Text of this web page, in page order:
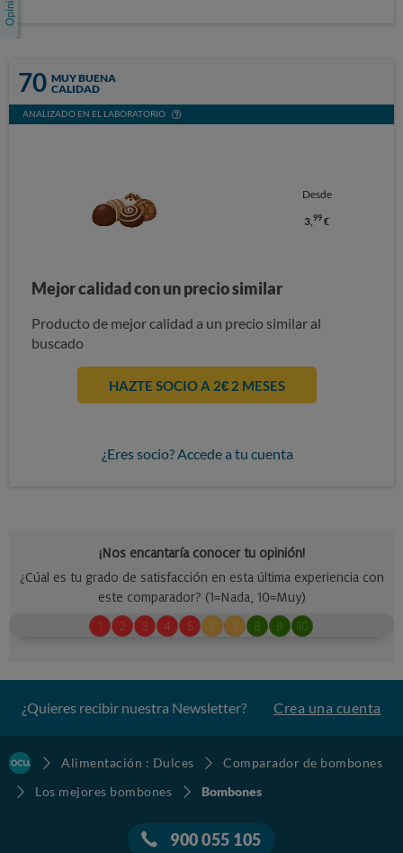
70 MUY BUENA
CALIDAD
ANALIZADO EN EL LABORATORIO
Desde
3,99 €
Mejor calidad con un precio similar
Producto de mejor calidad a un precio similar al
buscado
HAZTE SOCIO A 2€ 2 MESES
¿Eres socio? Accede a tu cuenta
¿Quieres recibir nuestra Newsletter? Crea una cuenta
Alimentación : Dulces
Comparador de bombones
Los mejores bombones
Bombones
900 055 105